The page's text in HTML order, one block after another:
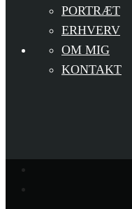
PORTRÆT
ERHVERV
OM MIG
KONTAKT